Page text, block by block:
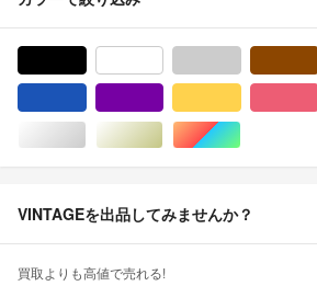
シルバー/銀色系ゴールド/金色系マルチカラー
VINTAGEを出品してみませんか？
買取よりも高値で売れる!